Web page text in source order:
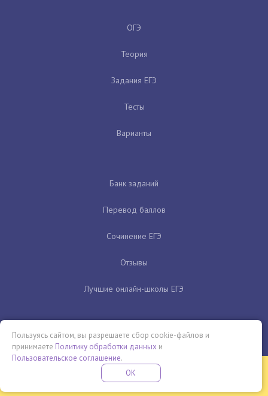
ОГЭ
Теория
Задания ЕГЭ
Тесты
Варианты
Банк заданий
Перевод баллов
Сочинение ЕГЭ
Отзывы
Лучшие онлайн-школы ЕГЭ
Бесплатная летняя школа
ПРОВЕДИ ЭТО ЛЕТО С ПОЛЬЗОЙ
Пользуясь сайтом, вы разрешаете сбор cookie-файлов и
принимаете Политику обработки данных и
Пользовательское соглашение.
OK